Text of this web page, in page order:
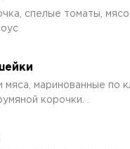
спелые томаты,
маринованные по
корочки. .